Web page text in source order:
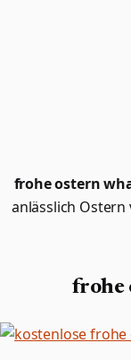
frohe ostern
anlässlich
frohe